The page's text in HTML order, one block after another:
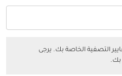
التصفية الخاصة بك. يرجى
بك.